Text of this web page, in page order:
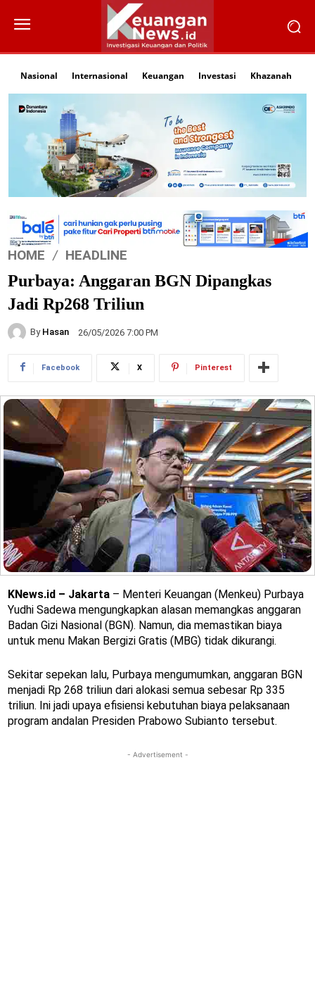
Nasional Internasional Keuangan Investasi Khazanah
HOME HEADLINE
Purbaya: Anggaran BGN Dipangkas
Jadi Rp268 Triliun
By Hasan 26/05/2026 7:00 PM
Facebook X Pinterest
KNews.id – Jakarta – Menteri Keuangan (Menkeu) Purbaya
Yudhi Sadewa mengungkapkan alasan memangkas anggaran
Badan Gizi Nasional (BGN). Namun, dia memastikan biaya
untuk menu Makan Bergizi Gratis (MBG) tidak dikurangi.
Sekitar sepekan lalu, Purbaya mengumumkan, anggaran BGN
menjadi Rp 268 triliun dari alokasi semua sebesar Rp 335
triliun. Ini jadi upaya efisiensi kebutuhan biaya pelaksanaan
program andalan Presiden Prabowo Subianto tersebut.
- Advertisement -